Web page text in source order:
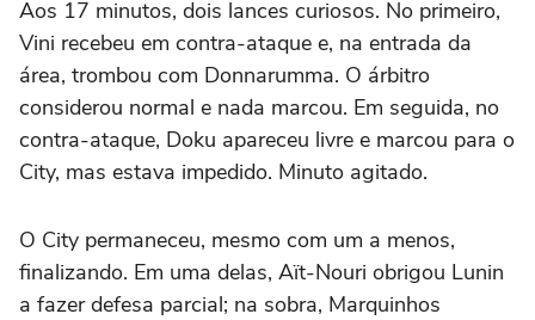
Aos 17 minutos, dois lances curiosos. No primeiro,
Vini recebeu em contra-ataque e, na entrada da
área, trombou com Donnarumma. O árbitro
considerou normal e nada marcou. Em seguida, no
contra-ataque, Doku apareceu livre e marcou para o
City, mas estava impedido. Minuto agitado.
O City permaneceu, mesmo com um a menos,
finalizando. Em uma delas, Aït-Nouri obrigou Lunin
a fazer defesa parcial; na sobra, Marquinhos